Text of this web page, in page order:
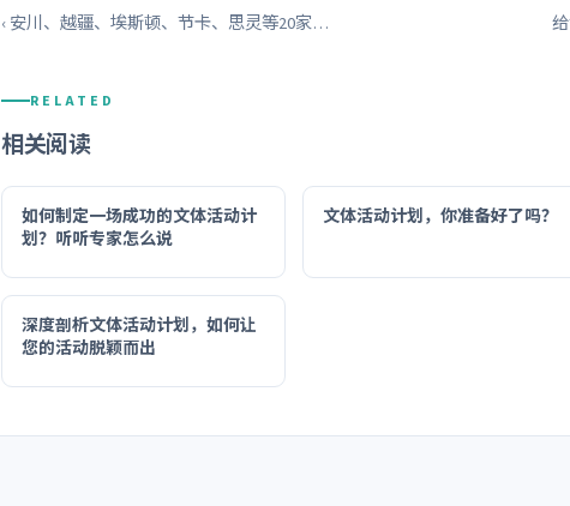
‹ 安川、越疆、埃斯顿、节卡、思灵等20家…
RELATED
相关阅读
如何制定一场成功的文体活动计
划？听听专家怎么说
文体活动计划，你准备好了吗？
深度剖析文体活动计划，如何让
您的活动脱颖而出